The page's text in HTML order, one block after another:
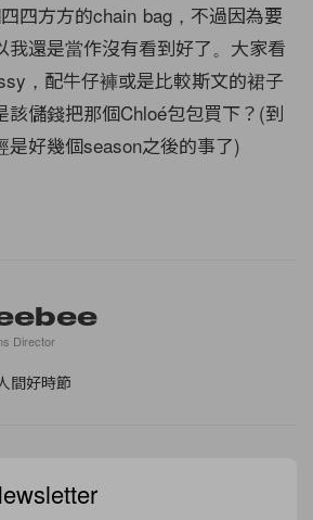
四方方的chain bag，不過因為要
我還是當作沒有看到好了。大家看
，配牛仔褲或是比較斯文的裙子
該儲錢把那個Chloé包包買下？(到
是好幾個season之後的事了)
Director
間好時節